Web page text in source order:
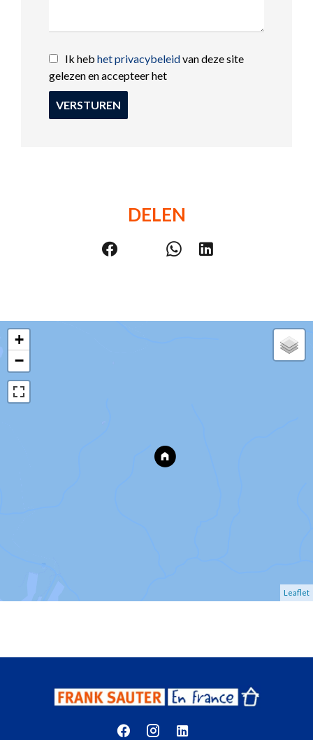
Ik heb het privacybeleidvan deze site
gelezen en accepteer het
VERSTUREN
DELEN
+
−
Leaflet